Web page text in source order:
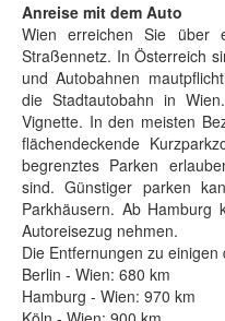
Anreise mit dem Auto
Wien erreichen Sie über
Straßennetz. In Österreich
und Autobahnen
die Stadtautobahn in
Vignette. In den meisten
flächendeckende
begrenztes Parken
sind. Günstiger parken
Parkhäusern. Ab Hamburg
Autoreisezug nehmen.
Die Entfernungen zu
Berlin - Wien: 680 km
Hamburg - Wien: 970 km